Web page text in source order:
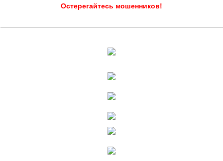
Остерегайтесь мошенников!